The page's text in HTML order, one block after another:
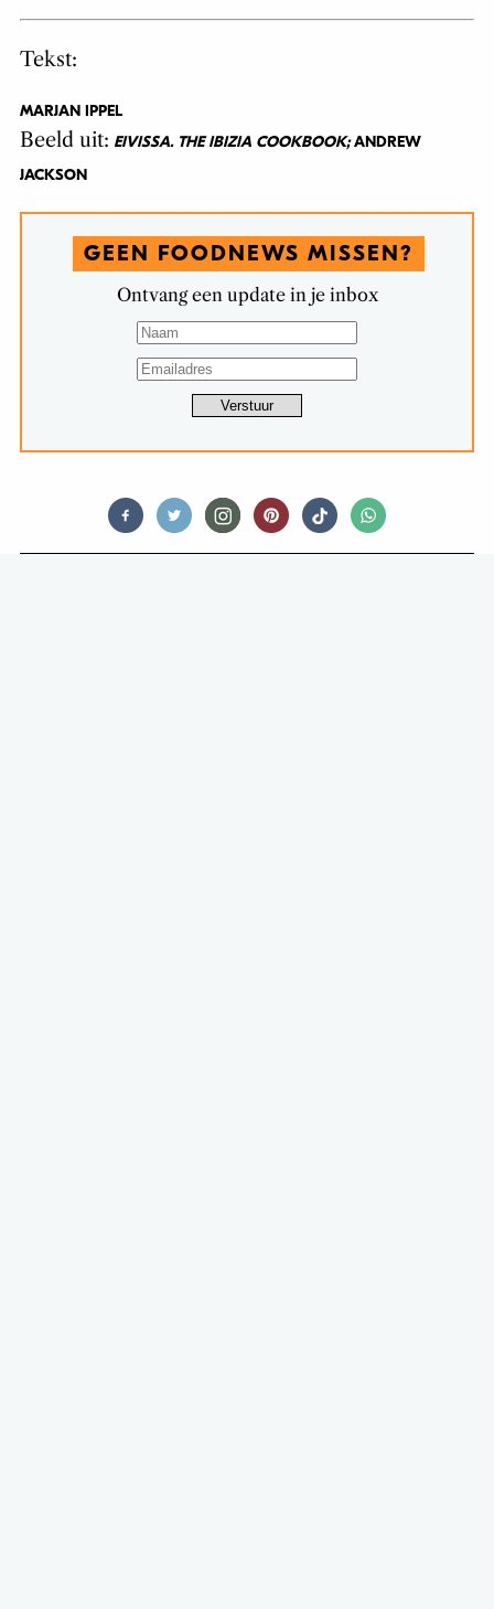
Tekst:
MARJAN IPPEL
Beeld uit: EIVISSA. THE IBIZIA COOKBOOK;ANDREW
JACKSON
GEEN FOODNEWS MISSEN?
Ontvang een update in je inbox